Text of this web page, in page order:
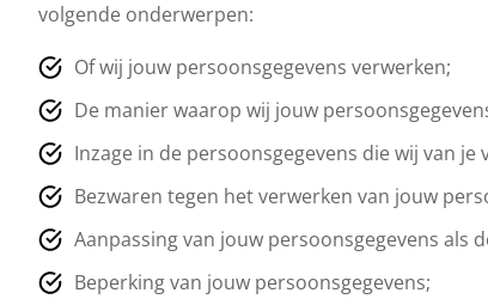
volgende onderwerpen:
Of wij jouw persoonsgegevens verwerken;
De manier waarop wij jouw
Inzage in de persoonsgegevens die wij van je
Bezwaren tegen het verwerken van jouw
Aanpassing van jouw persoonsgegevens als
Beperking van jouw persoonsgegevens;